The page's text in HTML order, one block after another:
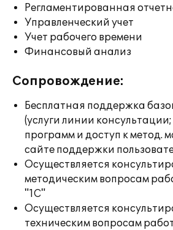
Регламентированная
Управленческий учет
Учет рабочего времени
Финансовый анализ
Сопровождение:
Бесплатная поддержка
(услуги линии
программ и доступ к метод.
сайте поддержки
Осуществляется
методическим вопросам
"1С"
Осуществляется
техническим вопросам